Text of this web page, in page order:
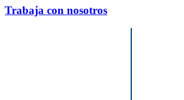
Trabaja con nosotros